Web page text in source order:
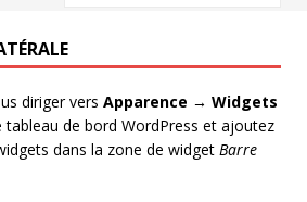
diriger vers Apparence → Widgets
tableau de bord WordPress et ajoutez
dans la zone de widget Barre